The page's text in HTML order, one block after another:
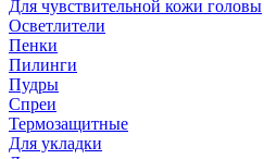
Для чувствительной кожи головы
Осветлители
Пенки
Пилинги
Пудры
Спреи
Термозащитные
Для укладки